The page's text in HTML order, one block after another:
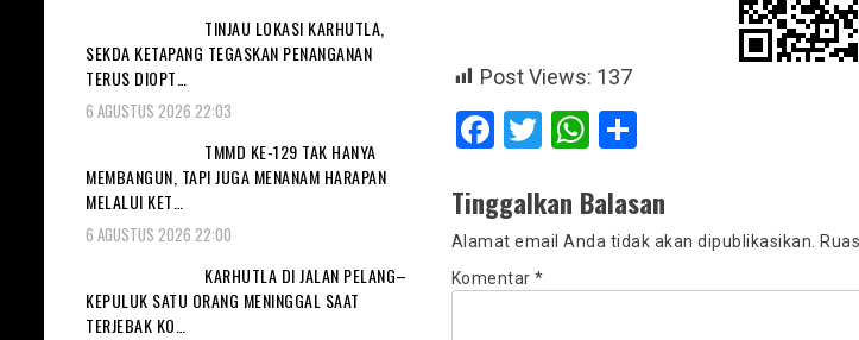
Post Views: 137
Facebook
TwitterWhatsApp
Share
Tinggalkan Balasan
Alamat email Anda tidak akan dipublikasikan.
Komentar *
TINJAU LOKASI KARHUTLA,
SEKDA KETAPANG TEGASKAN PENANGANAN
TERUS DIOPT…
6 AGUSTUS 2026 22:03
TMMD KE-129 TAK HANYA
MEMBANGUN, TAPI JUGA MENANAM HARAPAN
MELALUI KET…
6 AGUSTUS 2026 22:00
KARHUTLA DI JALAN PELANG–
KEPULUK SATU ORANG MENINGGAL SAAT
TERJEBAK KO…